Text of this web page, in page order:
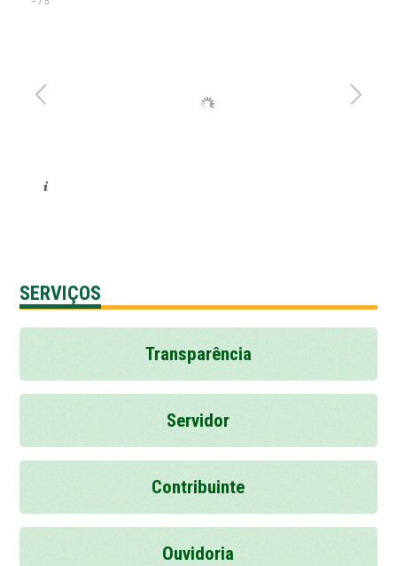
SERVIÇOS
Transparência
Servidor
Contribuinte
Ouvidoria